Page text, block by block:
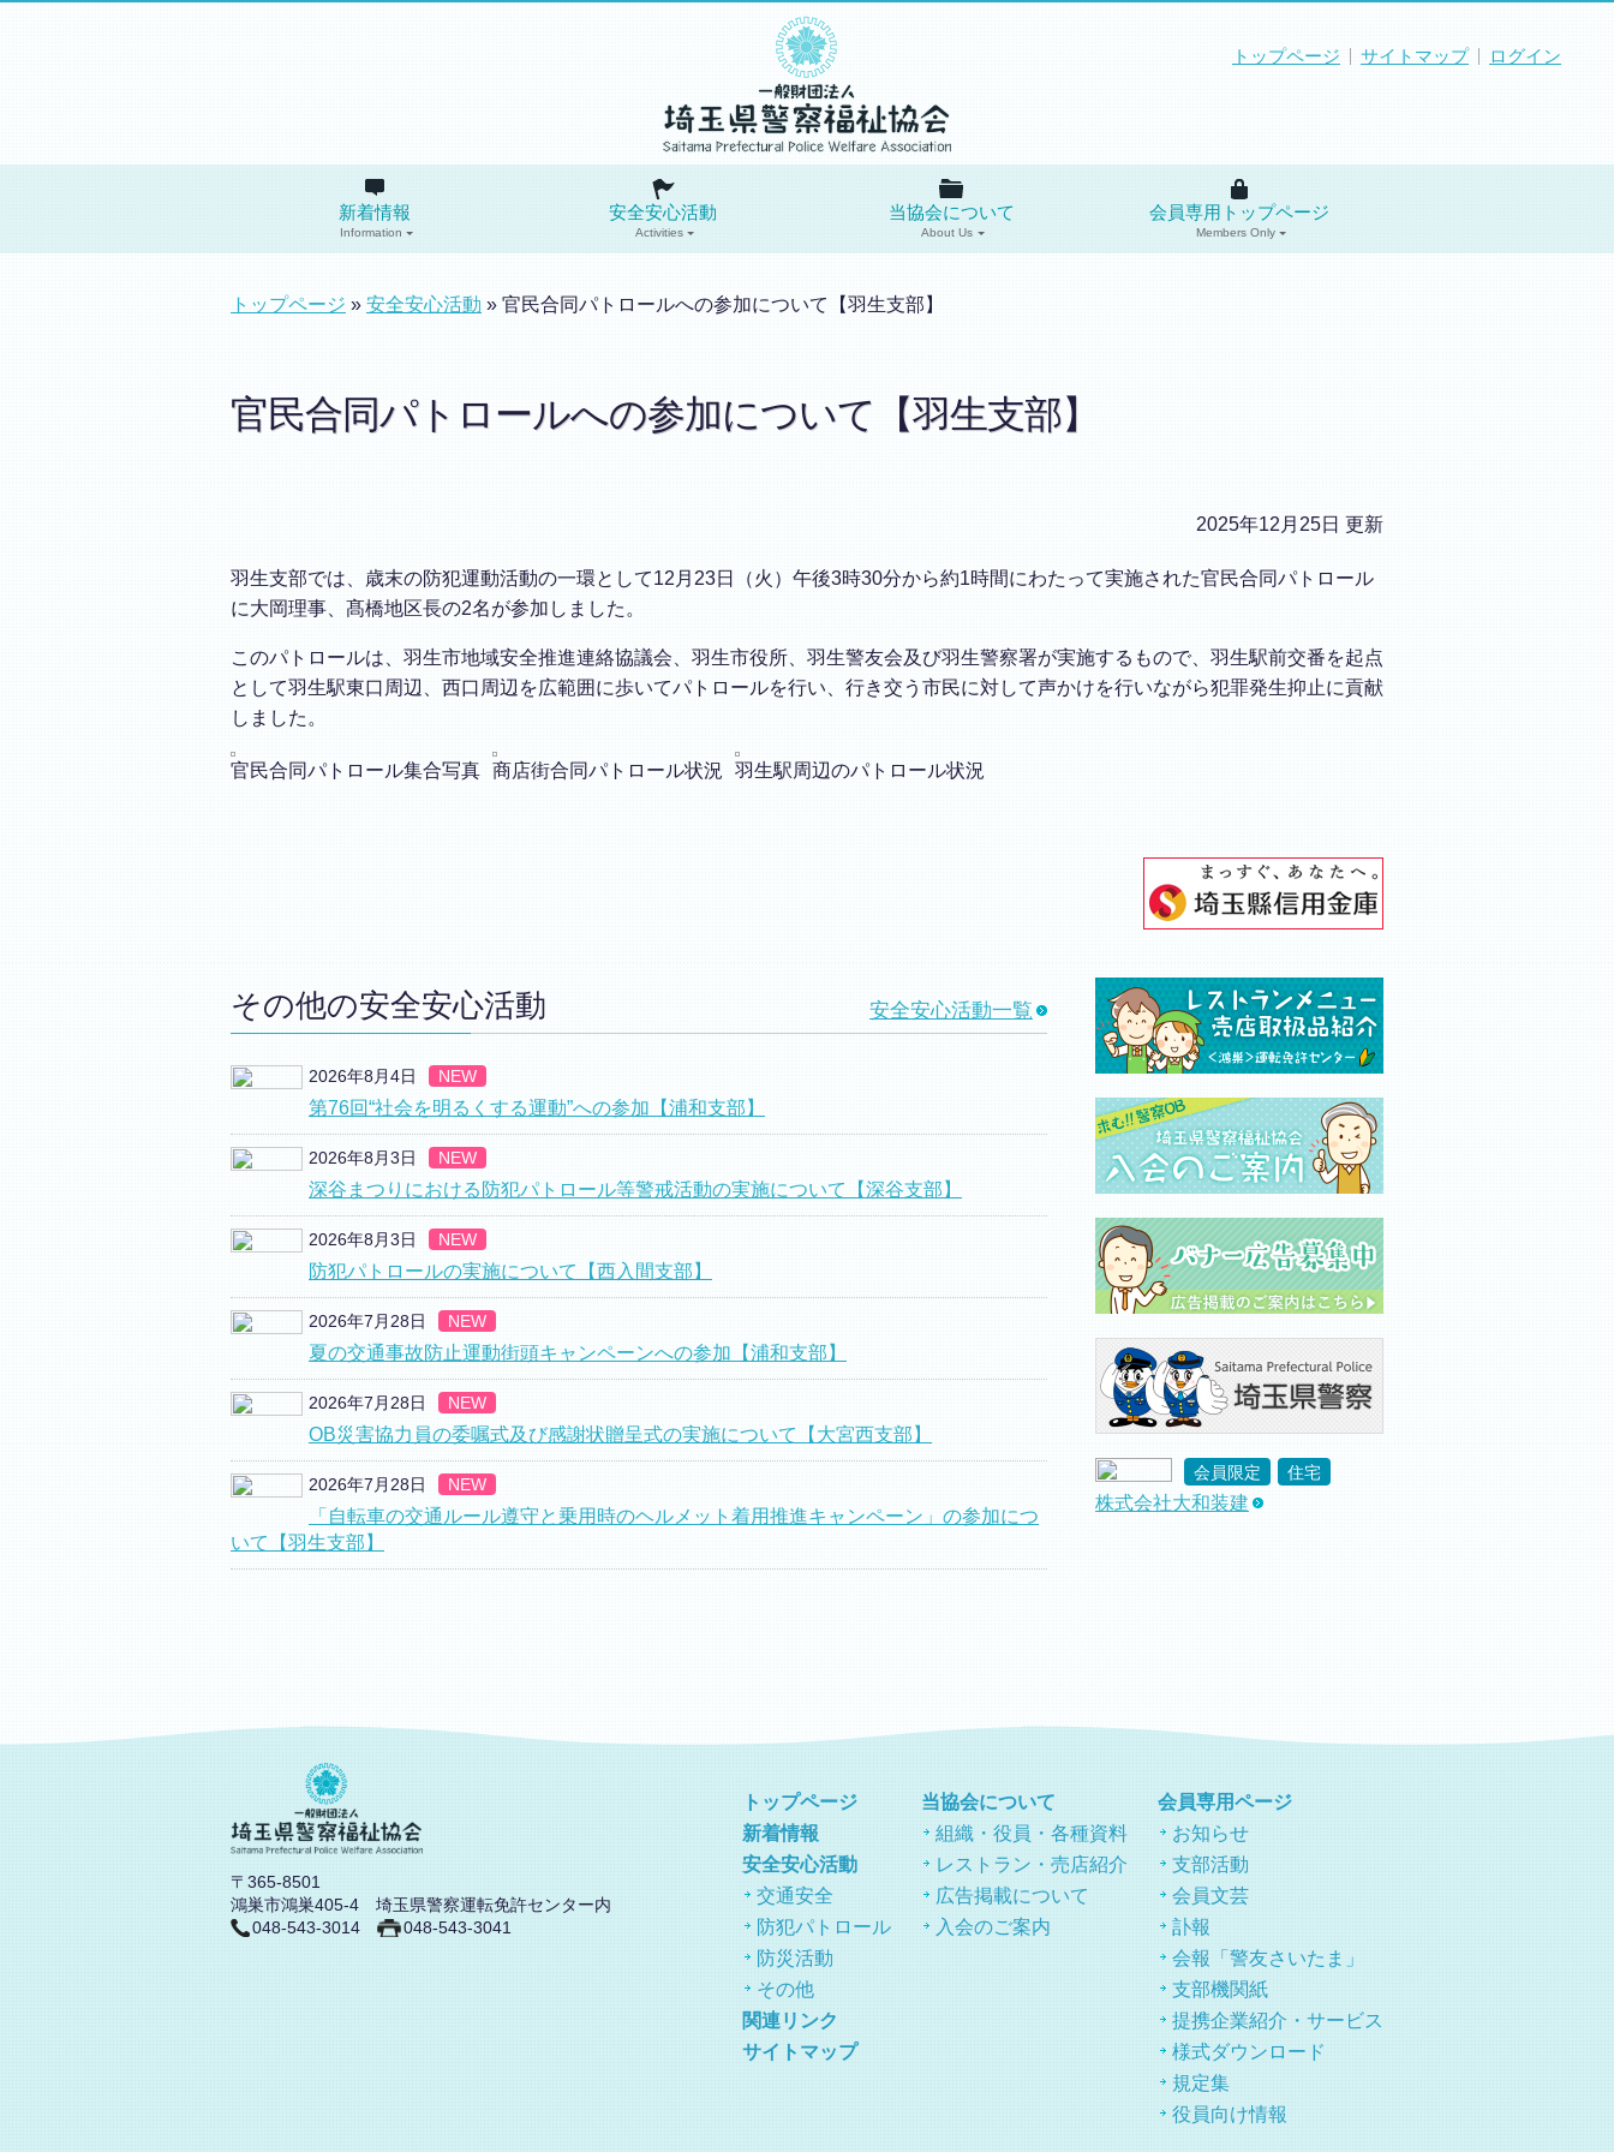
トップページ サイトマップ ログイン
新着情報
Information
安全安心活動
Activities
当協会について
About Us
会員専用トップページ
Members Only
トップページ » 安全安心活動 » 官民合同パトロールへの参加について【羽生支部】
官民合同パトロールへの参加について【羽生支部】
2025年12月25日 更新
羽生支部では、歳末の防犯運動活動の一環として12月23日（火）午後3時30分から約1時間にわたって実施された官民合同パトロール
に大岡理事、髙橋地区長の2名が参加しました。
このパトロールは、羽生市地域安全推進連絡協議会、羽生市役所、羽生警友会及び羽生警察署が実施するもので、羽生駅前交番を起点
として羽生駅東口周辺、西口周辺を広範囲に歩いてパトロールを行い、行き交う市民に対して声かけを行いながら犯罪発生抑止に貢献
しました。
官民合同パトロール集合写真 商店街合同パトロール状況 羽生駅周辺のパトロール状況
その他の安全安心活動 安全安心活動一覧
2026年8月4日 NEW
第76回“社会を明るくする運動”への参加【浦和支部】
2026年8月3日 NEW
深谷まつりにおける防犯パトロール等警戒活動の実施について【深谷支部】
2026年8月3日 NEW
防犯パトロールの実施について【西入間支部】
2026年7月28日 NEW
夏の交通事故防止運動街頭キャンペーンへの参加【浦和支部】
2026年7月28日 NEW
OB災害協力員の委嘱式及び感謝状贈呈式の実施について【大宮西支部】
2026年7月28日 NEW
「自転車の交通ルール遵守と乗用時のヘルメット着用推進キャンペーン」の参加につ
いて【羽生支部】
会員限定 住宅
株式会社大和装建
〒365-8501
鴻巣市鴻巣405-4 埼玉県警察運転免許センター内
048-543-3014
048-543-3041
トップページ
新着情報
安全安心活動
交通安全
防犯パトロール
防災活動
その他
関連リンク
サイトマップ
当協会について
組織・役員・各種資料
レストラン・売店紹介
広告掲載について
入会のご案内
会員専用ページ
お知らせ
支部活動
会員文芸
訃報
会報「警友さいたま」
支部機関紙
提携企業紹介・サービス
様式ダウンロード
規定集
役員向け情報